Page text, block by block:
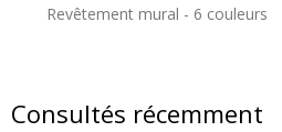
Revêtement mural 6 couleurs
Consultés récemment